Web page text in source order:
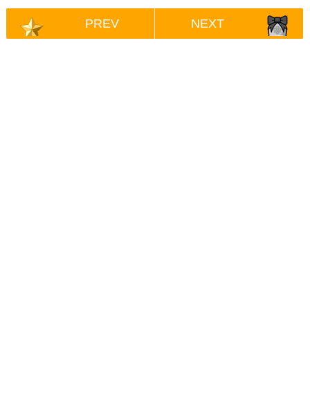
PREV NEXT